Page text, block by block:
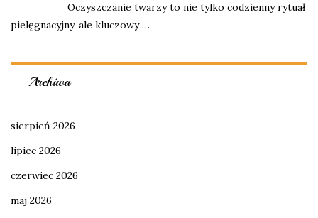
Oczyszczanie twarzy to nie tylko codzienny rytuał
pielęgnacyjny, ale kluczowy …
Archiwa
sierpień 2026
lipiec 2026
czerwiec 2026
maj 2026